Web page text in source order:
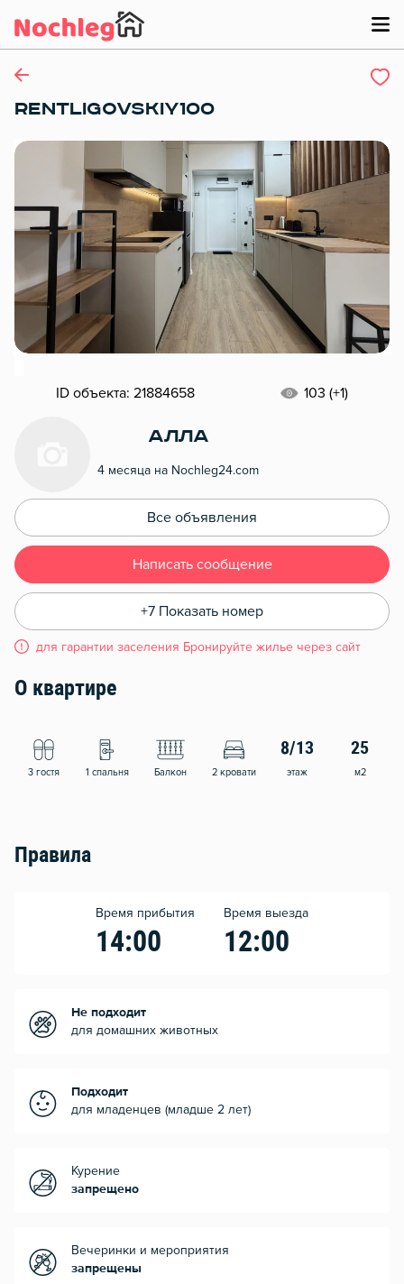
RENTLIGOVSKIY100
ID объекта: 21884658 103 (+1)
Алла
4 месяца на Nochleg24.com
Все объявления
Написать сообщение
+7 Показать номер
для гарантии заселения Бронируйте жилье через сайт
О квартире
3 гостя 1 спальня Балкон 2 кровати
8/13
этаж
25
м2
Правила
Время прибытия
14:00
Время выезда
12:00
Не подходит
для домашних животных
Подходит
для младенцев (младше 2 лет)
Курение
запрещено
Вечеринки и мероприятия
запрещены